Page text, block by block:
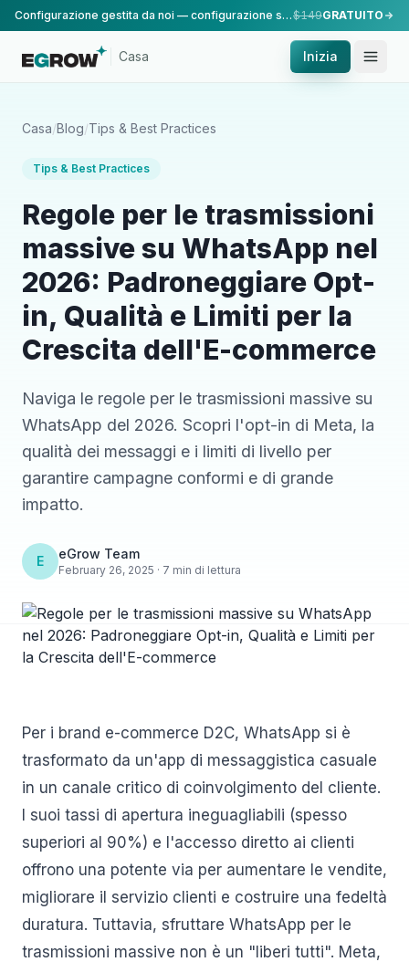
Configurazione gestita da noi — configurazione standard, eseguita dal nostro team.$149GRATUITO
Casa Inizia
Casa/Blog/Tips & Best Practices
Tips & Best Practices
Regole per le trasmissioni
massive su WhatsApp nel
2026: Padroneggiare Opt-
in, Qualità e Limiti per la
Crescita dell'E-commerce
Naviga le regole per le trasmissioni massive su
WhatsApp del 2026. Scopri l'opt-in di Meta, la
qualità dei messaggi e i limiti di livello per
garantire campagne conformi e di grande
impatto.
E eGrow Team
February 26, 2025 · 7 min di lettura
Per i brand e-commerce D2C, WhatsApp si è
trasformato da un'app di messaggistica casuale
in un canale critico di coinvolgimento del cliente.
I suoi tassi di apertura ineguagliabili (spesso
superiori al 90%) e l'accesso diretto ai clienti
offrono una potente via per aumentare le vendite,
migliorare il servizio clienti e costruire una fedeltà
duratura. Tuttavia, sfruttare WhatsApp per le
trasmissioni massive non è un "liberi tutti". Meta,